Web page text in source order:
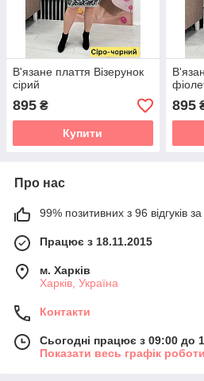
В'язане плаття Візерунок
сірий
895 ₴
Купити
895
Про нас
99% позитивних з 96 відгуків за
Працює з 18.11.2015
м. Харків
Харків, Україна
Контакти
Сьогодні працює з 09:00 до
Показати весь графік роботи